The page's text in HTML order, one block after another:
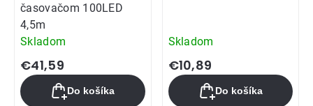
časovačom 100LED
4,5m
Skladom
€41,59
Do košíka
Skladom
€10,89
Do košíka